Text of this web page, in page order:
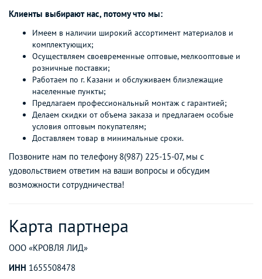
Клиенты выбирают нас, потому что мы:
Имеем в наличии широкий ассортимент материалов и
комплектующих;
Осуществляем своевременные оптовые, мелкооптовые и
розничные поставки;
Работаем по г. Казани и обслуживаем близлежащие
населенные пункты;
Предлагаем профессиональный монтаж с гарантией;
Делаем скидки от объема заказа и предлагаем особые
условия оптовым покупателям;
Доставляем товар в минимальные сроки.
Позвоните нам по телефону 8(987) 225-15-07, мы с
удовольствием ответим на ваши вопросы и обсудим
возможности сотрудничества!
Карта партнера
ООО «КРОВЛЯ ЛИД»
ИНН 1655508478